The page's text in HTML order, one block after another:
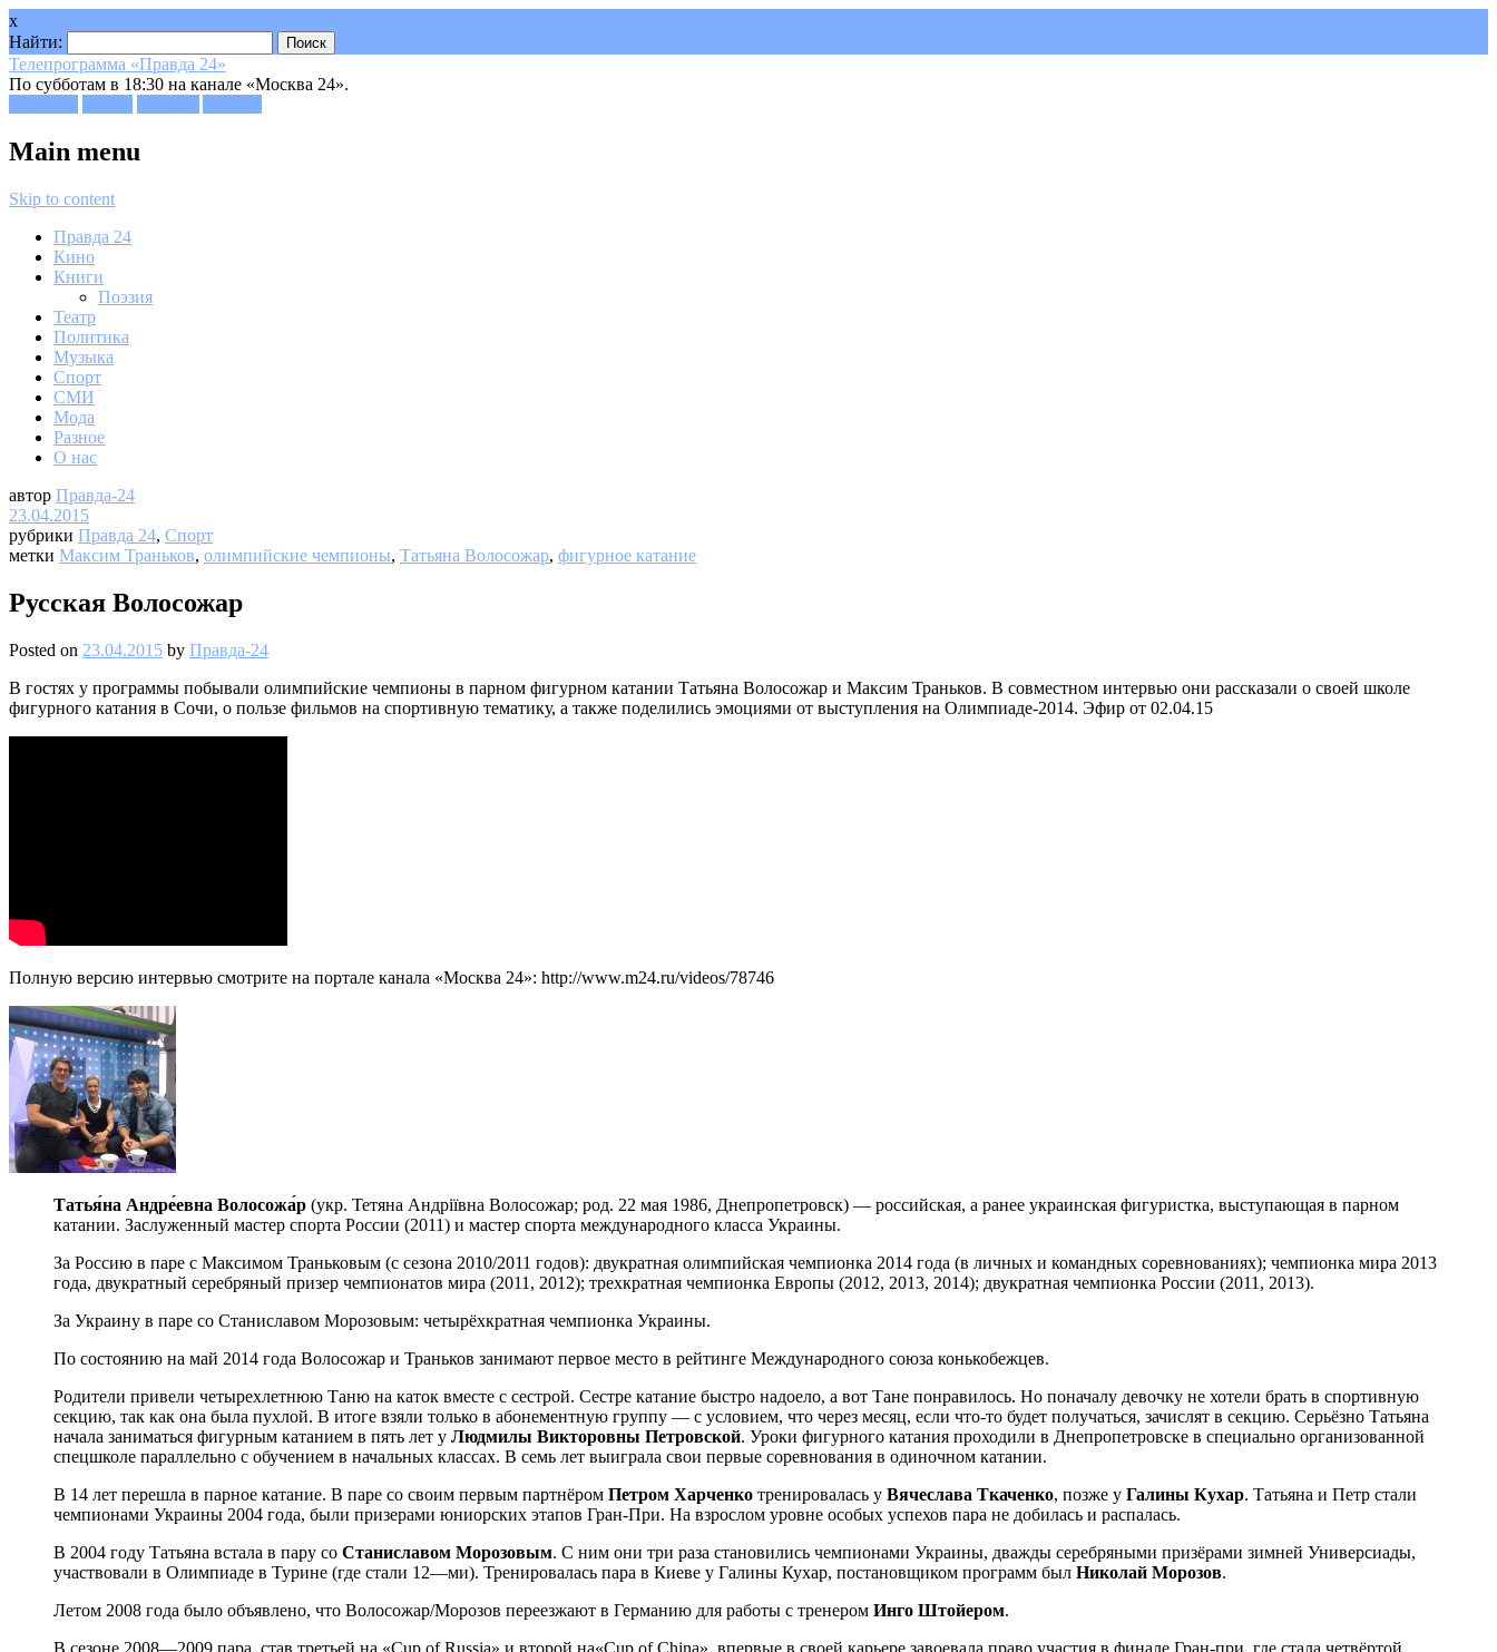
x
Найти:
Телепрограмма «Правда 24»
По субботам в 18:30 на канале «Москва 24».
Main menu
Skip to content
Правда 24
Кино
Книги
Поэзия
Театр
Политика
Музыка
Спорт
СМИ
Мода
Разное
О нас
автор Правда-24
23.04.2015
рубрики Правда 24, Спорт
метки Максим Траньков, олимпийские чемпионы, Татьяна Волосожар, фигурное катание
Русская Волосожар
Posted on 23.04.2015 by Правда-24
В гостях у программы побывали олимпийские чемпионы в парном фигурном катании Татьяна Волосожар и Максим Траньков. В совместном интервью они рассказали о своей школе
фигурного катания в Сочи, о пользе фильмов на спортивную тематику, а также поделились эмоциями от выступления на Олимпиаде-2014. Эфир от 02.04.15
Полную версию интервью смотрите на портале канала «Москва 24»: http://www.m24.ru/videos/78746
Татья́на Андре́евна Волосожа́р (укр. Тетяна Андріївна Волосожар; род. 22 мая 1986, Днепропетровск) — российская, а ранее украинская фигуристка, выступающая в парном
катании. Заслуженный мастер спорта России (2011) и мастер спорта международного класса Украины.
За Россию в паре с Максимом Траньковым (с сезона 2010/2011 годов): двукратная олимпийская чемпионка 2014 года (в личных и командных соревнованиях); чемпионка мира 2013
года, двукратный серебряный призер чемпионатов мира (2011, 2012); трехкратная чемпионка Европы (2012, 2013, 2014); двукратная чемпионка России (2011, 2013).
За Украину в паре со Станиславом Морозовым: четырёхкратная чемпионка Украины.
По состоянию на май 2014 года Волосожар и Траньков занимают первое место в рейтинге Международного союза конькобежцев.
Родители привели четырехлетнюю Таню на каток вместе с сестрой. Сестре катание быстро надоело, а вот Тане понравилось. Но поначалу девочку не хотели брать в спортивную
секцию, так как она была пухлой. В итоге взяли только в абонементную группу — с условием, что через месяц, если что-то будет получаться, зачислят в секцию. Серьёзно Татьяна
начала заниматься фигурным катанием в пять лет у Людмилы Викторовны Петровской. Уроки фигурного катания проходили в Днепропетровске в специально организованной
спецшколе параллельно с обучением в начальных классах. В семь лет выиграла свои первые соревнования в одиночном катании.
В 14 лет перешла в парное катание. В паре со своим первым партнёром Петром Харченко тренировалась у Вячеслава Ткаченко, позже у Галины Кухар. Татьяна и Петр стали
чемпионами Украины 2004 года, были призерами юниорских этапов Гран-При. На взрослом уровне особых успехов пара не добилась и распалась.
В 2004 году Татьяна встала в пару со Станиславом Морозовым. С ним они три раза становились чемпионами Украины, дважды серебряными призёрами зимней Универсиады,
участвовали в Олимпиаде в Турине (где стали 12—ми). Тренировалась пара в Киеве у Галины Кухар, постановщиком программ был Николай Морозов.
Летом 2008 года было объявлено, что Волосожар/Морозов переезжают в Германию для работы с тренером Инго Штойером.
В сезоне 2008—2009 пара, став третьей на «Cup of Russia» и второй на«Cup of China», впервые в своей карьере завоевала право участия в финале Гран-при, где стала четвёртой.